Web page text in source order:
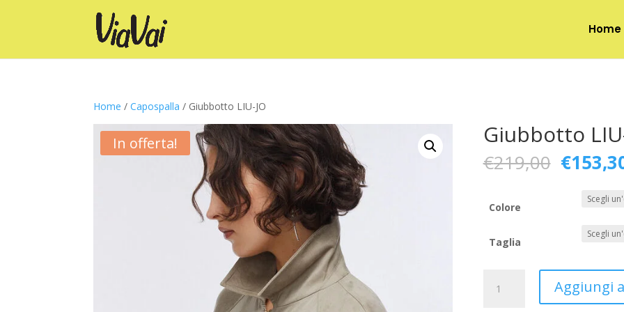
Home
Home /Capospalla / Giubbotto LIU-JO
In offerta! Giubbotto
€219,00 Il
prezzo
era:
€
Colore
Taglia
LIU-
Aggiungi